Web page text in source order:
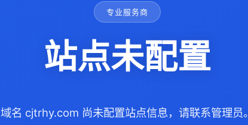
专业服务商
站点未配置
域名 cjtrhy.com 尚未配置站点信息，请联系管理员。